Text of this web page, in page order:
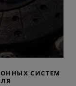
СИСТЕМ